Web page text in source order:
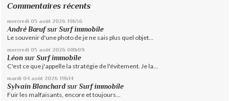
Commentaires récents
mercredi 05 août 2026 19h56
André BœufsurSurf immobile
Le souvenir d'une photo de je ne sais plus quel objet...
mercredi 05 août 2026 08h09
Léon surSurf immobile
C'est ce que j'appelle la stratégie de l'évitement. Je la...
mardi 04 août 2026 19h14
Sylvain Blanchard surSurf immobile
Fuir les malfaisants, encore et toujours...